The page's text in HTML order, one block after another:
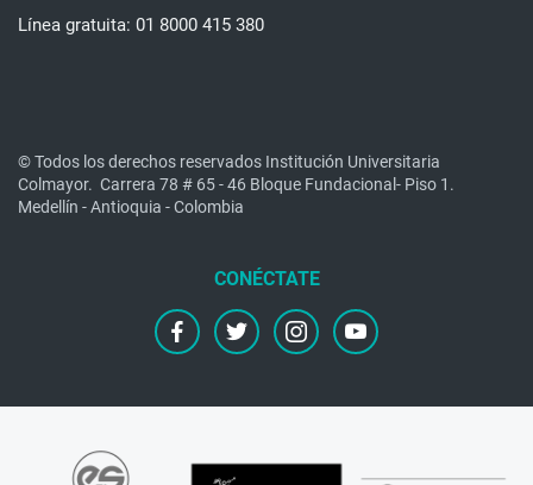
Línea gratuita: 01 8000 415 380
© Todos los derechos reservados Institución Universitaria
Colmayor. Carrera 78 # 65 - 46 Bloque Fundacional- Piso 1.
Medellín - Antioquia - Colombia
facebooktwitter instagramyoutube